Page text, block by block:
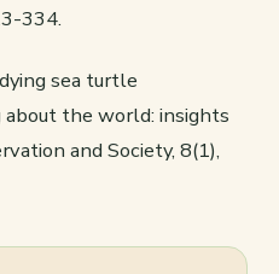
334.
sea turtle
the world: insights
and Society, 8(1),